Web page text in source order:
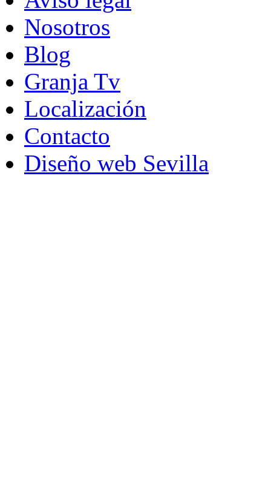
Nosotros
Blog
Granja Tv
Localización
Contacto
Diseño web Sevilla